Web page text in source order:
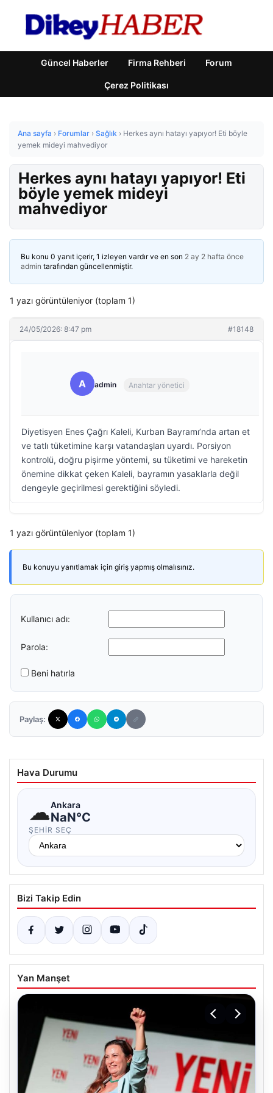
Güncel Haberler Firma Rehberi Forum
Çerez Politikası
Ana sayfa › Forumlar › Sağlık › Herkes aynı hatayı yapıyor! Eti böyle
yemek mideyi mahvediyor
Herkes aynı hatayı yapıyor! Eti
böyle yemek mideyi
mahvediyor
Bu konu 0 yanıt içerir, 1 izleyen vardır ve en son 2 ay 2 hafta önce
admin tarafından güncellenmiştir.
1 yazı görüntüleniyor (toplam 1)
24/05/2026: 8:47 pm #18148
A admin Anahtar yönetici
Diyetisyen Enes Çağrı Kaleli, Kurban Bayramı’nda artan et
ve tatlı tüketimine karşı vatandaşları uyardı. Porsiyon
kontrolü, doğru pişirme yöntemi, su tüketimi ve hareketin
önemine dikkat çeken Kaleli, bayramın yasaklarla değil
dengeyle geçirilmesi gerektiğini söyledi.
1 yazı görüntüleniyor (toplam 1)
Bu konuyu yanıtlamak için giriş yapmış olmalısınız.
Kullanıcı adı:
Parola:
Beni hatırla
Paylaş:
Hava Durumu
☁Ankara
NaN°C
ŞEHIR SEÇ
Bizi Takip Edin
Yan Manşet